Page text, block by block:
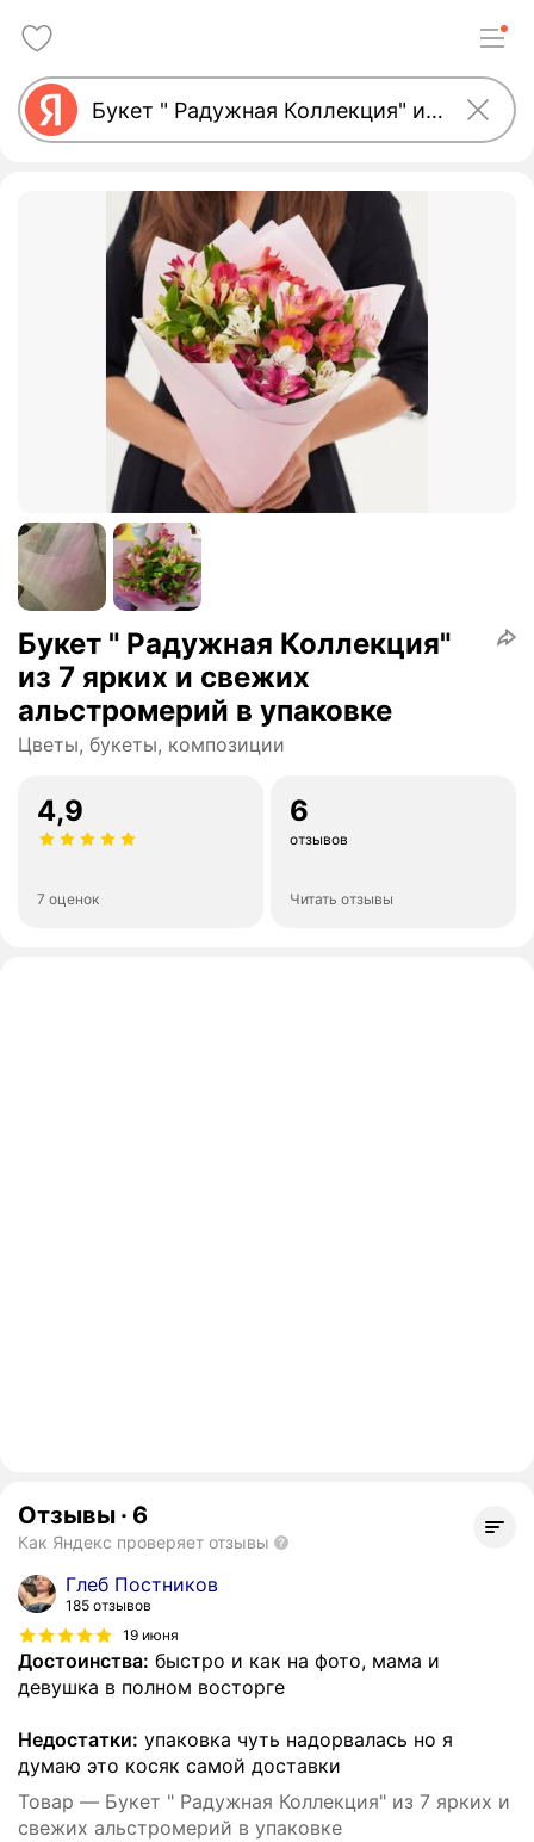
Букет " Радужная Коллекция"
из 7 ярких и свежих
альстромерий в упаковке
Цветы, букеты, композиции
4,9
7 оценок
6
отзывов
Читать отзывы
Отзывы · 6
Как Яндекс проверяет отзывы
Глеб Постников
185 отзывов
19 июня
Достоинства: быстро и как на фото, мама и
девушка в полном восторге
Недостатки: упаковка чуть надорвалась но я
думаю это косяк самой доставки
Товар — Букет " Радужная Коллекция" из 7 ярких и
свежих альстромерий в упаковке